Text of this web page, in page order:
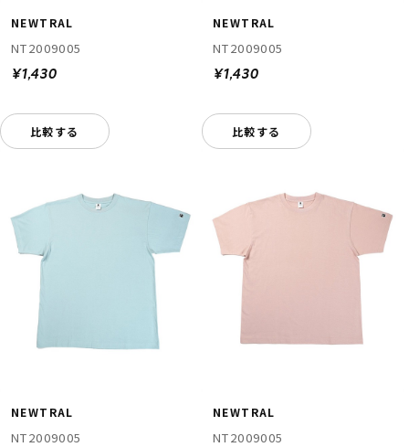
NEWTRAL
NT2009005
¥1,430
比較する
NEWTRAL
NT2009005
¥1,430
比較する
NEWTRAL
NT2009005
NEWTRAL
NT2009005